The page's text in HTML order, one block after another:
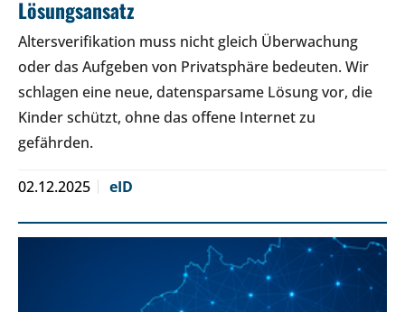
Lösungsansatz
Altersverifikation muss nicht gleich Überwachung
oder das Aufgeben von Privatsphäre bedeuten. Wir
schlagen eine neue, datensparsame Lösung vor, die
Kinder schützt, ohne das offene Internet zu
gefährden.
02.12.2025 eID